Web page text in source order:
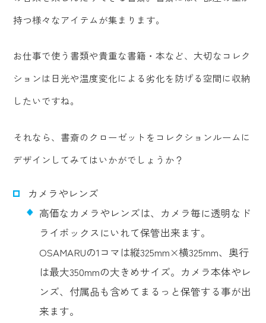
持つ様々なアイテムが集まります。
お仕事で使う書類や貴重な書籍・本など、大切なコレク
ションは日光や温度変化による劣化を防げる空間に収納
したいですね。
それなら、書斎のクローゼットをコレクションルームに
デザインしてみてはいかがでしょうか？
カメラやレンズ
高価なカメラやレンズは、カメラ毎に透明なド
ライボックスにいれて保管出来ます。
OSAMARUの1コマは縦325mm×横325mm、奥行
は最大350mmの大きめサイズ。カメラ本体やレ
ンズ、付属品も含めてまるっと保管する事が出
来ます。